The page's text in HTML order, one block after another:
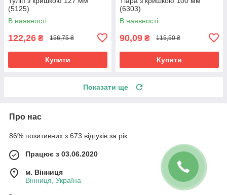
(5125)
В наявності
122,26 ₴ 156,75 ₴
Купити
(6303)
В наявності
90,09 ₴ 115,50 ₴
Купити
Показати ще
Про нас
86% позитивних з 673 відгуків за рік
Працює з 03.06.2020
м. Вінниця
Вінниця, Україна